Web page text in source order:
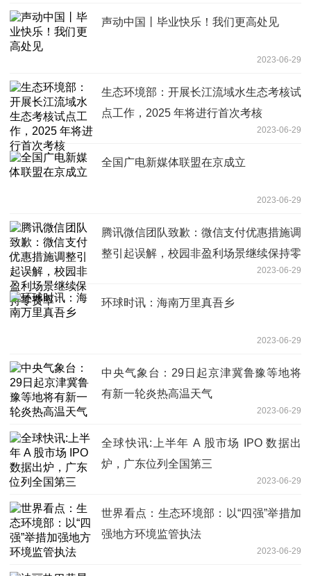
声动中国丨毕业快乐！我们更高处见
2023-06-29
生态环境部：开展长江流域水生态考核试
点工作，2025 年将进行首次考核
2023-06-29
全国广电新媒体联盟在京成立
2023-06-29
腾讯微信团队致歉：微信支付优惠措施调
整引起误解，校园非盈利场景继续保持零
2023-06-29
环球时讯：海南万里真吾乡
2023-06-29
中央气象台：29日起京津冀鲁豫等地将
有新一轮炎热高温天气
2023-06-29
全球快讯:上半年 A 股市场 IPO 数据出
炉，广东位列全国第三
2023-06-29
世界看点：生态环境部：以“四强”举措加
强地方环境监管执法
2023-06-29